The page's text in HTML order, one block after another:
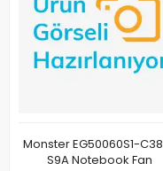
Monster EG50060S1-
S9A Notebook Fan